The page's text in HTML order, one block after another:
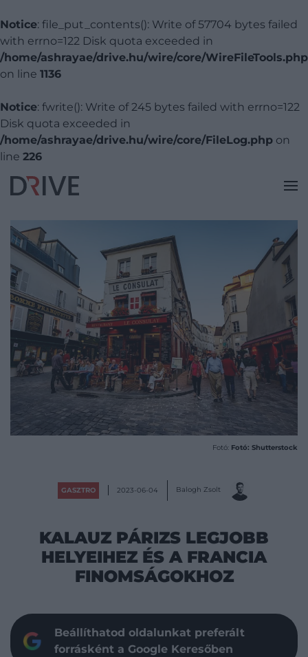
Notice: file_put_contents(): Write of 57704 bytes failed
with errno=122 Disk quota exceeded in
/home/ashrayae/drive.hu/wire/core/WireFileTools.php
on line 1136
Notice: fwrite(): Write of 245 bytes failed with errno=122
Disk quota exceeded in
/home/ashrayae/drive.hu/wire/core/FileLog.php on
line 226
Fotó: Fotó: Shutterstock
GASZTRO 2023-06-04 Balogh Zsolt
KALAUZ PÁRIZS LEGJOBB
HELYEIHEZ ÉS A FRANCIA
FINOMSÁGOKHOZ
Beállíthatod oldalunkat preferált
forrásként a Google Keresőben